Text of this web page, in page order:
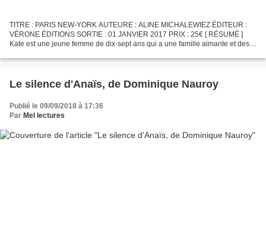
TITRE : PARIS NEW-YORK AUTEURE : ALINE MICHALEWIEZ ÉDITEUR :
VÉRONE ÉDITIONS SORTIE : 01 JANVIER 2017 PRIX : 25€ [ RÉSUMÉ ]
Kate est une jeune femme de dix-sept ans qui a une famille aimante et des
Le silence d'Anaïs, de Dominique Nauroy
Publié le 09/09/2018 à 17:36
Par Mel lectures